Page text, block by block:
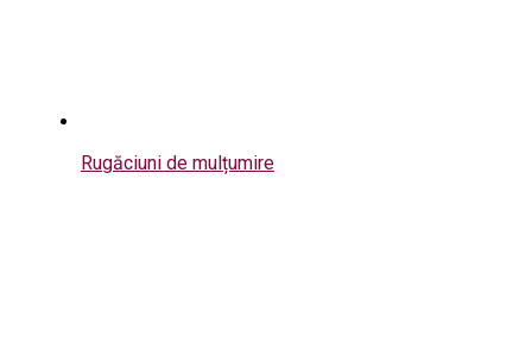
Rugăciuni de mulțumire